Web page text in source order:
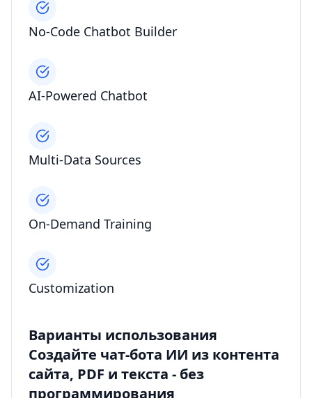
No-Code Chatbot Builder
AI-Powered Chatbot
Multi-Data Sources
On-Demand Training
Customization
Варианты использования
Создайте чат-бота ИИ из контента
сайта, PDF и текста - без
программирования